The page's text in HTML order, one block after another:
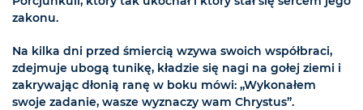
zakonu.
Na kilka dni przed śmiercią wzywa swoich współbraci,
zdejmuje ubogą tunikę, kładzie się nagi na gołej ziemi i
zakrywając dłonią ranę w boku mówi: „Wykonałem
swoje zadanie, wasze wyznaczy wam Chrystus”.